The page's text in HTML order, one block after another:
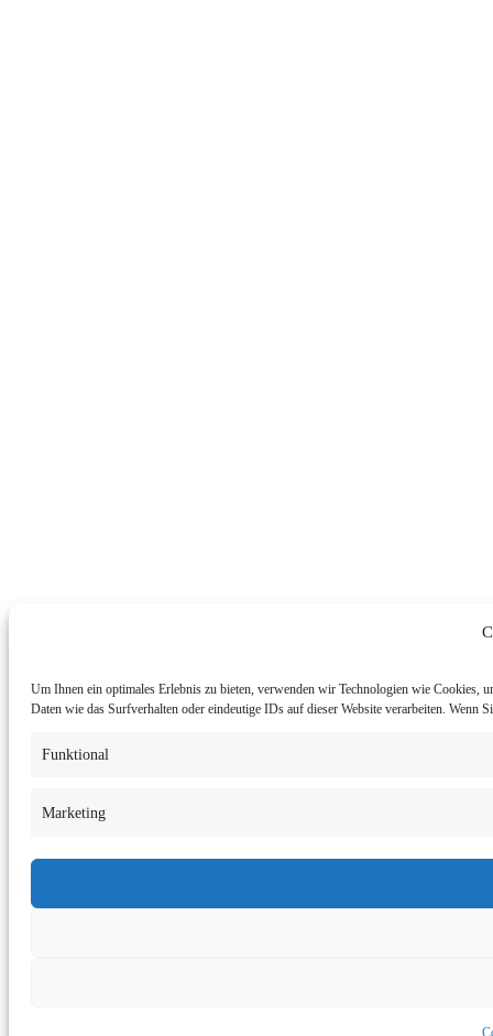
Um Ihnen ein optimales Erlebnis zu bieten, verwenden wir Technologien wie Cookies,
Daten wie das Surfverhalten oder eindeutige IDs auf dieser Website verarbeiten.
Funktional
Marketing